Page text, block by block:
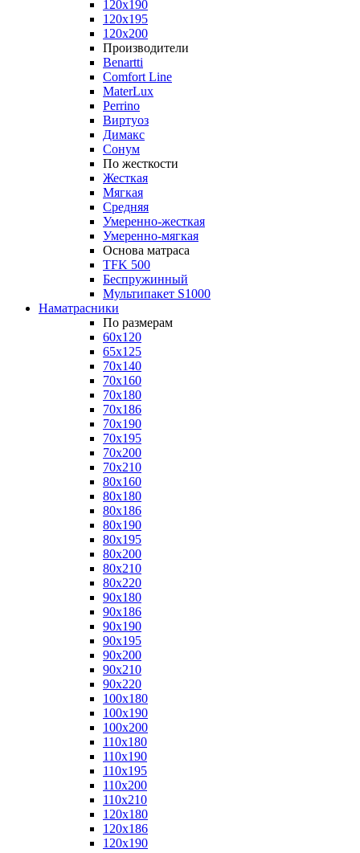
120x190
120x195
120x200
Производители
Benartti
Comfort Line
MaterLux
Perrino
Виртуоз
Димакс
Сонум
По жесткости
Жесткая
Мягкая
Средняя
Умеренно-жесткая
Умеренно-мягкая
Основа матраса
TFK 500
Беспружинный
Мультипакет S1000
Наматрасники
По размерам
60x120
65x125
70x140
70x160
70x180
70x186
70x190
70x195
70x200
70x210
80x160
80x180
80x186
80x190
80x195
80x200
80x210
80x220
90x180
90x186
90x190
90x195
90x200
90x210
90x220
100x180
100x190
100x200
110x180
110x190
110x195
110x200
110x210
120x180
120x186
120x190